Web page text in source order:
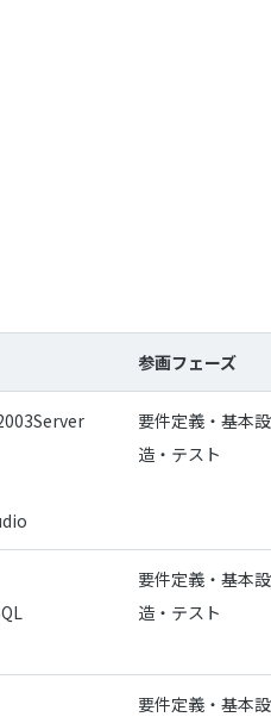
参画フェーズ
要件定義・基本
造・テスト
要件定義・基本
造・テスト
要件定義・基本